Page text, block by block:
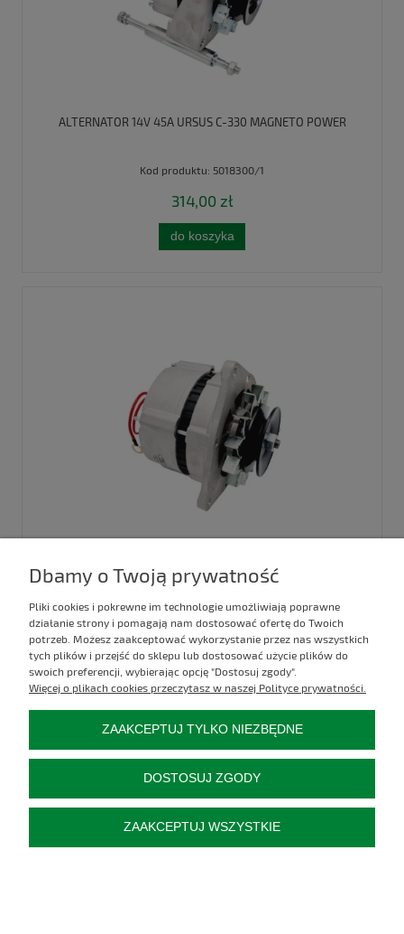
ALTERNATOR 14V 45A URSUS C-330 MAGNETO POWER
Kod produktu: 5018300/1
314,00 zł
do koszyka
Kod produktu: 5018300/2
369,00 zł
powiadom o dostępności
Dbamy o Twoją prywatność
Pliki cookies i pokrewne im technologie umożliwiają poprawne
działanie strony i pomagają nam dostosować ofertę do Twoich
potrzeb. Możesz zaakceptować wykorzystanie przez nas wszystkich
tych plików i przejść do sklepu lub dostosować użycie plików do
swoich preferencji, wybierając opcję "Dostosuj zgody".
Więcej o plikach cookies przeczytasz w naszej Polityce prywatności.
ZAAKCEPTUJ TYLKO NIEZBĘDNE
DOSTOSUJ ZGODY
ZAAKCEPTUJ WSZYSTKIE